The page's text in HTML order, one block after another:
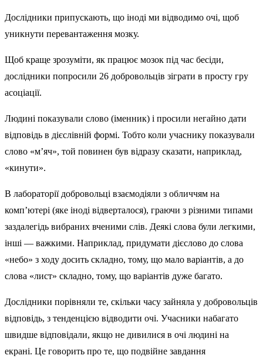
Дослідники припускають, що іноді ми відводимо очі, щоб
уникнути перевантаження мозку.
Щоб краще зрозуміти, як працює мозок під час бесіди,
дослідники попросили 26 добровольців зіграти в просту гру
асоціації.
Людині показували слово (іменник) і просили негайно дати
відповідь в дієслівній формі. Тобто коли учаснику показували
слово «м’яч», той повинен був відразу сказати, наприклад,
«кинути».
В лабораторії добровольці взаємодіяли з обличчям на
комп’ютері (яке іноді відверталося), граючи з різними типами
заздалегідь вибраних вченими слів. Деякі слова були легкими,
інші — важкими. Наприклад, придумати дієслово до слова
«небо» з ходу досить складно, тому, що мало варіантів, а до
слова «лист» складно, тому, що варіантів дуже багато.
Дослідники порівняли те, скільки часу зайняла у добровольців
відповідь, з тенденцією відводити очі. Учасники набагато
швидше відповідали, якщо не дивилися в очі людині на
екрані. Це говорить про те, що подвійне завдання